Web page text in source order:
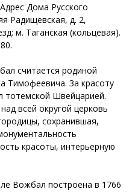
Дома Русского
Радищевская, д. 2,
м. Таганская (кольцевая).
считается родиной
Тимофеевича. За красоту
Швейцарией.
всей округой церковь
сохранившая,
красоты, интерьерную
Вожбал построена в 1766